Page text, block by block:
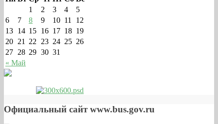
« Май
1 2 3 4
5
6
7 8 9 10 11
12
13 14 15 16 17 18 19
20 21 22 23 24 25 26
27 28 29 30 31
Официальный сайт www.bus.gov.ru